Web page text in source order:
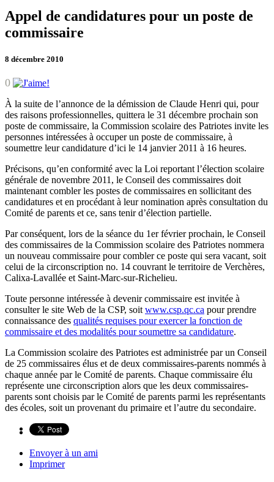
Appel de candidatures pour un poste de
commissaire
8 décembre 2010
0
À la suite de l’annonce de la démission de Claude Henri qui, pour
des raisons professionnelles, quittera le 31 décembre prochain son
poste de commissaire, la Commission scolaire des Patriotes invite les
personnes intéressées à occuper un poste de commissaire, à
soumettre leur candidature d’ici le 14 janvier 2011 à 16 heures.
Précisons, qu’en conformité avec la Loi reportant l’élection scolaire
générale de novembre 2011, le Conseil des commissaires doit
maintenant combler les postes de commissaires en sollicitant des
candidatures et en procédant à leur nomination après consultation du
Comité de parents et ce, sans tenir d’élection partielle.
Par conséquent, lors de la séance du 1er février prochain, le Conseil
des commissaires de la Commission scolaire des Patriotes nommera
un nouveau commissaire pour combler ce poste qui sera vacant, soit
celui de la circonscription no. 14 couvrant le territoire de Verchères,
Calixa-Lavallée et Saint-Marc-sur-Richelieu.
Toute personne intéressée à devenir commissaire est invitée à
consulter le site Web de la CSP, soit www.csp.qc.ca pour prendre
connaissance des qualités requises pour exercer la fonction de
commissaire et des modalités pour soumettre sa candidature.
La Commission scolaire des Patriotes est administrée par un Conseil
de 25 commissaires élus et de deux commissaires-parents nommés à
chaque année par le Comité de parents. Chaque commissaire élu
représente une circonscription alors que les deux commissaires-
parents sont choisis par le Comité de parents parmi les représentants
des écoles, soit un provenant du primaire et l’autre du secondaire.
Envoyer à un ami
Imprimer